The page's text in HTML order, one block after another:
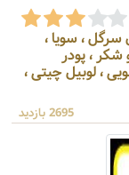
سرگل ، سویا ،
شکر ، پودر
، لوبیل چیتی ،
2695 بازدید